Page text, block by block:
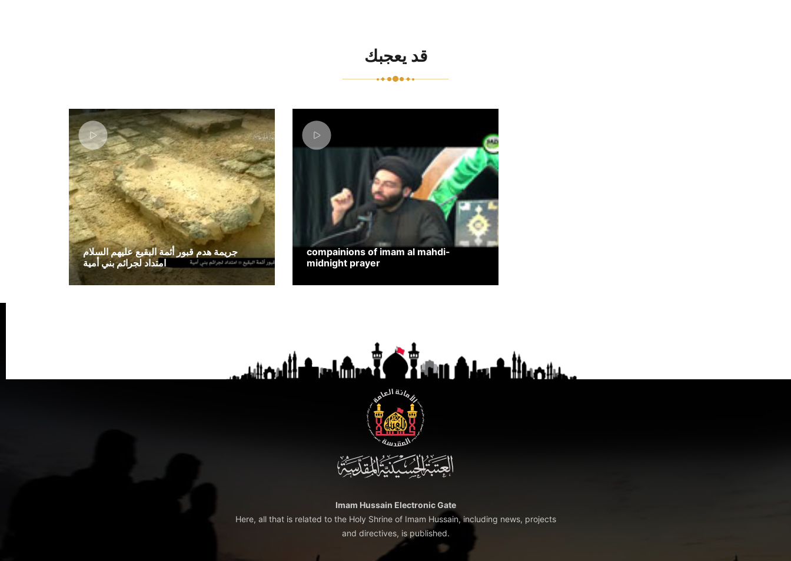
قد يعجبك
جريمة هدم قبور أئمة البقيع عليهم السلام
امتداد لجرائم بني أمية
compainions of imam al mahdi-
midnight prayer
Imam Hussain Electronic Gate
Here, all that is related to the Holy Shrine of Imam Hussain, including news, projects
and directives, is published.